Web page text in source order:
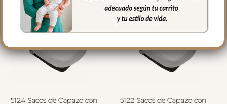
5124 Sacos de Capazo con
5122 Sacos de Capazo con